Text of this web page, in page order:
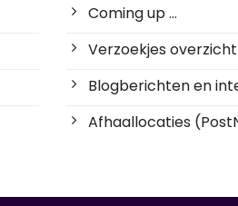
Coming up ...
Verzoekjes overzicht
Blogberichten en
Afhaallocaties